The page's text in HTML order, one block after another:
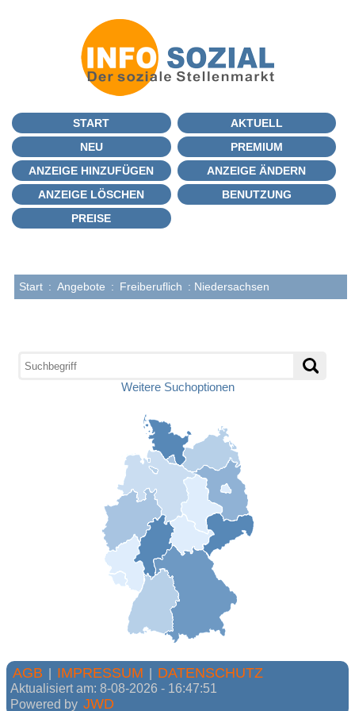
START
AKTUELL
NEU
PREMIUM
ANZEIGE HINZUFÜGEN
ANZEIGE ÄNDERN
ANZEIGE LÖSCHEN
BENUTZUNG
PREISE
Start : Angebote : Freiberuflich : Niedersachsen
Weitere Suchoptionen
AGB IMPRESSUM DATENSCHUTZ
Aktualisiert am: 8-08-2026 - 16:47:51
Powered by JWD